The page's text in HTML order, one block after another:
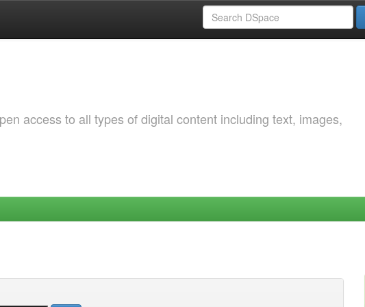
access to all types of digital content including text, images,